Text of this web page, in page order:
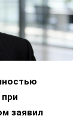
заявил